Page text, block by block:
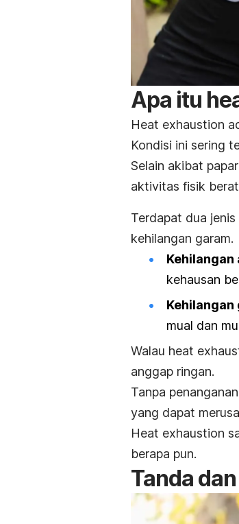
Apa itu
Heat exhaustion
Kondisi ini sering
Selain akibat
aktivitas fisik
Terdapat dua jenis
kehilangan garam.
Kehilangan
kehausan
Kehilangan
mual dan
Walau heat
anggap ringan.
Tanpa
yang dapat
Heat exhaustion
berapa pun.
Tanda